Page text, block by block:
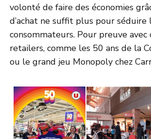
volonté de faire des économies
d’achat ne suffit plus pour séduire
consommateurs. Pour preuve avec
retailers, comme les 50 ans de la
ou le grand jeu Monopoly chez